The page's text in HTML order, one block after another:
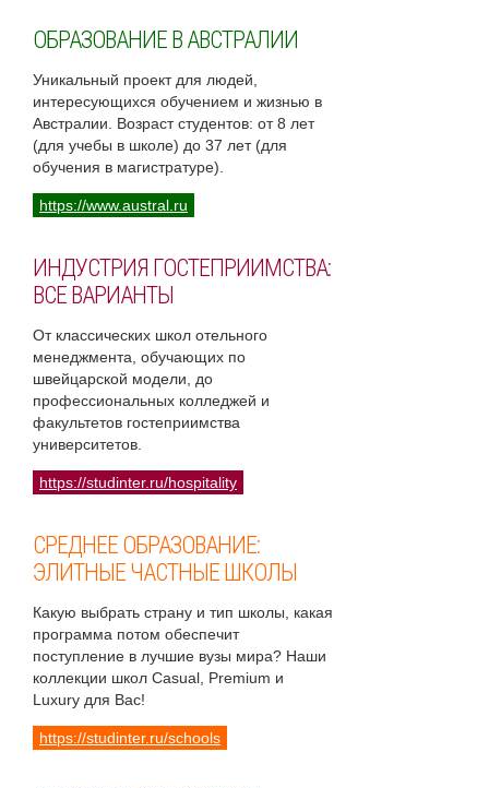
ОБРАЗОВАНИЕ В АВСТРАЛИИ
Уникальный проект для людей,
интересующихся обучением и жизнью в
Австралии. Возраст студентов: от 8 лет
(для учебы в школе) до 37 лет (для
обучения в магистратуре).
https://www.austral.ru
ИНДУСТРИЯ ГОСТЕПРИИМСТВА:
ВСЕ ВАРИАНТЫ
От классических школ отельного
менеджмента, обучающих по
швейцарской модели, до
профессиональных колледжей и
факультетов гостеприимства
университетов.
https://studinter.ru/hospitality
СРЕДНЕЕ ОБРАЗОВАНИЕ:
ЭЛИТНЫЕ ЧАСТНЫЕ ШКОЛЫ
Какую выбрать страну и тип школы, какая
программа потом обеспечит
поступление в лучшие вузы мира? Наши
коллекции школ Casual, Premium и
Luxury для Вас!
https://studinter.ru/schools